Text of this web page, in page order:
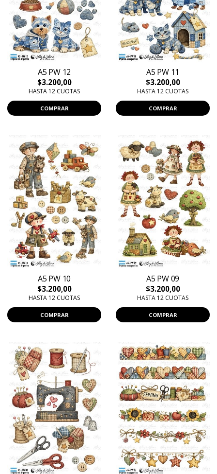
A5 PW 12
$3.200,00
HASTA 12 CUOTAS
COMPRAR
A5 PW 11
$3.200,00
HASTA 12 CUOTAS
COMPRAR
A5 PW 10
$3.200,00
HASTA 12 CUOTAS
COMPRAR
A5 PW 09
$3.200,00
HASTA 12 CUOTAS
COMPRAR